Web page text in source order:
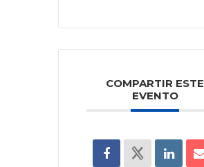
COMPARTIR ESTE
EVENTO